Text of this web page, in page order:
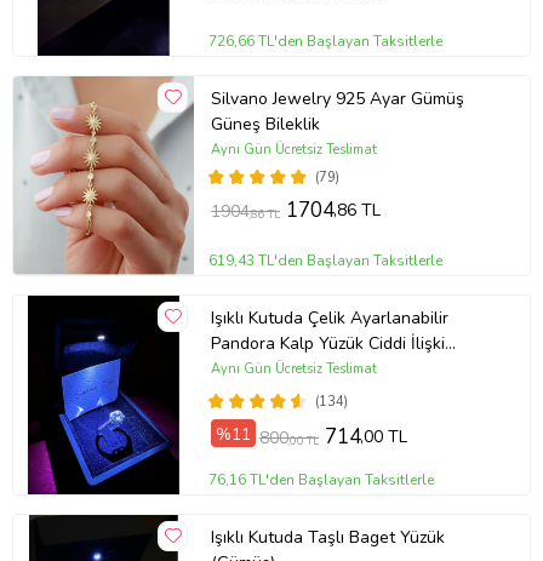
726,66 TL'den Başlayan Taksitlerle
Silvano Jewelry 925 Ayar Gümüş
Güneş Bileklik
(79)
Aynı Gün Ücretsiz Teslimat
1904,86 TL 1704,86 TL
619,43 TL'den Başlayan Taksitlerle
Işıklı Kutuda Çelik Ayarlanabilir
Pandora Kalp Yüzük Ciddi İlişki
Yüzüğü (Gümüş)
(134)
Aynı Gün Ücretsiz Teslimat
%11 800,00 TL 714,00 TL
76,16 TL'den Başlayan Taksitlerle
Işıklı Kutuda Taşlı Baget Yüzük